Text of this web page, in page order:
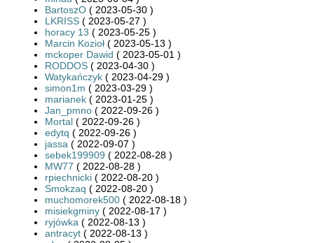
BartoszO ( 2023-05-30 )
LKRISS ( 2023-05-27 )
horacy 13 ( 2023-05-25 )
Marcin Kozioł ( 2023-05-13 )
mckoper Dawid ( 2023-05-01 )
RODDOS ( 2023-04-30 )
Watykańczyk ( 2023-04-29 )
simon1m ( 2023-03-29 )
marianek ( 2023-01-25 )
Jan_pmno ( 2022-09-26 )
Mortal ( 2022-09-26 )
edytq ( 2022-09-26 )
jassa ( 2022-09-07 )
sebek199909 ( 2022-08-28 )
MW77 ( 2022-08-28 )
rpiechnicki ( 2022-08-20 )
Smokzaq ( 2022-08-20 )
muchomorek500 ( 2022-08-18 )
misiekgminy ( 2022-08-17 )
ryjówka ( 2022-08-13 )
antracyt ( 2022-08-13 )